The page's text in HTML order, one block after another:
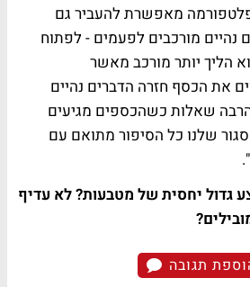
מאפשרת להעביר גם
נהיים מורכבים לפעמים - לפתוח
הליך יותר מורכב מאשר
את הכסף חזרה הדברים נהיים
שאלות כשהכספים מגיעים
שלנו כל הסיפור מתואם עם
גדול יחסית של מטבעות? לא עדיף
תגובה